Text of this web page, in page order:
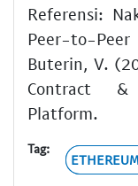
Referensi:
Peer-to-
Buterin, V.
Contract &
Platform.
Tag: